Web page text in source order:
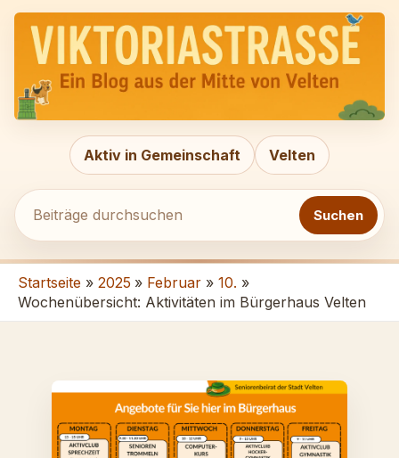
Zum
Inhalt
springen
Aktiv in Gemeinschaft Velten
Beiträge
durchsuchen
Suchen
Startseite 2025 Februar
10.
Wochenübersicht: Aktivitäten im Bürgerhaus Velten